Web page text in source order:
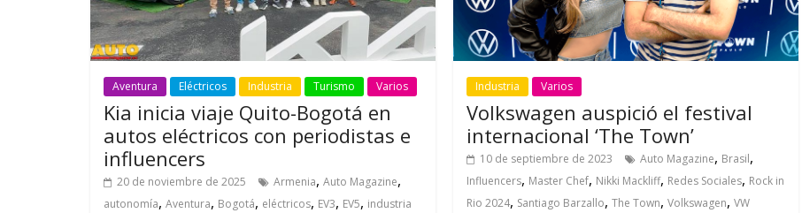
Aventura Eléctricos Industria Turismo Varios
Kia inicia viaje Quito-Bogotá en
autos eléctricos con periodistas e
influencers
20 de noviembre de 2025 Armenia, Auto Magazine,
autonomía, Aventura, Bogotá, eléctricos, EV3, EV5, industria
Industria Varios
Volkswagen auspició el festival
internacional ‘The Town’
10 de septiembre de 2023 Auto Magazine, Brasil,
Influencers, Master Chef, Nikki Mackliff, Redes Sociales, Rock in
Rio 2024, Santiago Barzallo,The Town,Volkswagen,VW